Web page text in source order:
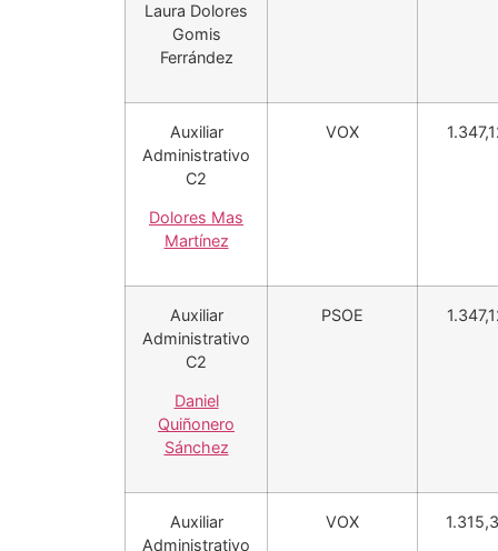
Laura Dolores
Gomis
Ferrández
Auxiliar
Administrativo
C2
Dolores Mas
Martínez
VOX
Auxiliar
Administrativo
C2
Daniel
Quiñonero
Sánchez
PSOE
Auxiliar
Administrativo
VOX